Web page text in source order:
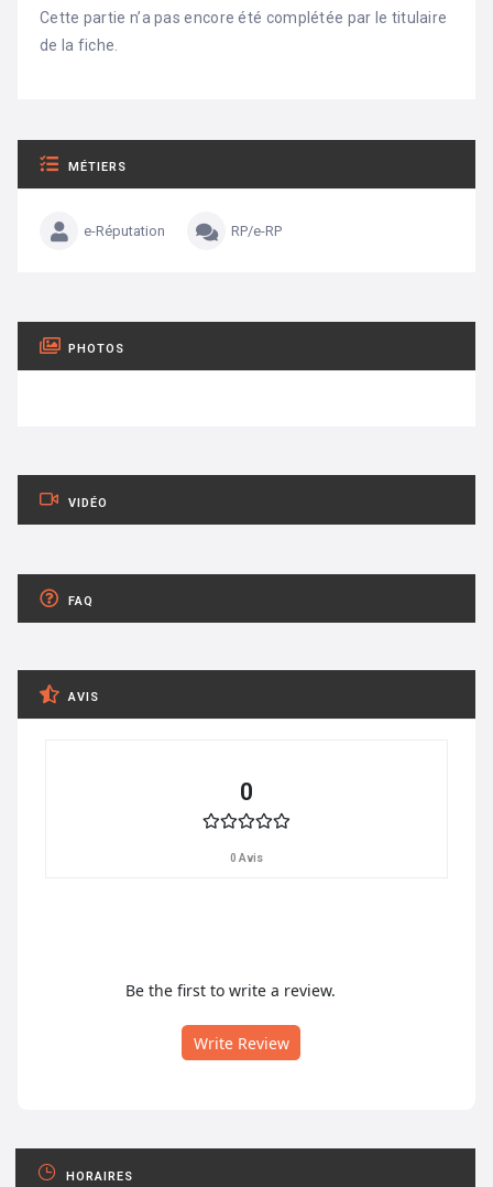
Cette partie n’a pas encore été complétée par le titulaire
de la fiche.
MÉTIERS
e-Réputation RP/e-RP
PHOTOS
VIDÉO
FAQ
AVIS
0
0 Avis
Be the first to write a review.
Write Review
HORAIRES